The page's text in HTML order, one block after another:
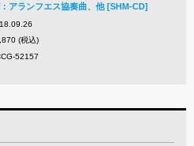
アランフエス協奏曲、他 [SHM-CD]
(税込)
52157